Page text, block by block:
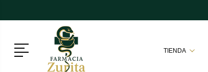
Menú TIENDA